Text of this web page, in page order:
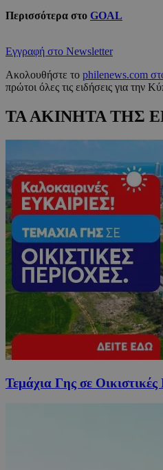
Περισσότερα στο GOAL
Εγγραφή στο Newsletter
Ακολουθήστε το philenews.com
πρώτοι όλες τις ειδήσεις για την
ΤΑ ΑΚΙΝΗΤΑ ΤΗΣ
Τεμάχια Γης σε Οικιστικές